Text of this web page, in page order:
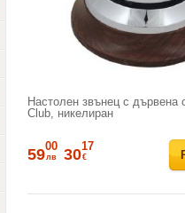
Настолен звънец с дървена
Club, никелиран
5900
лв 3017
€